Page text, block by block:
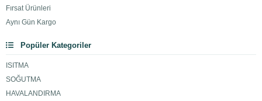
Fırsat Ürünleri
Aynı Gün Kargo
Popüler Kategoriler
ISITMA
SOĞUTMA
HAVALANDIRMA